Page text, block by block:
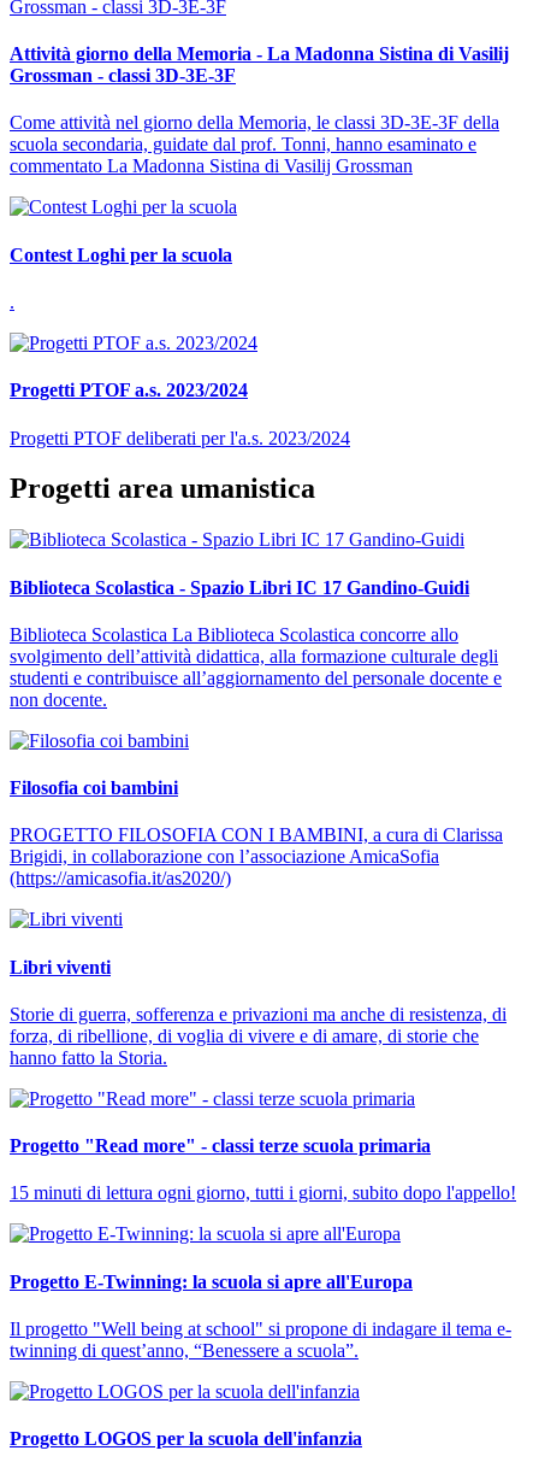
Attività giorno della Memoria - La Madonna Sistina di Vasilij
Grossman - classi 3D-3E-3F
Come attività nel giorno della Memoria, le classi 3D-3E-3F della
scuola secondaria, guidate dal prof. Tonni, hanno esaminato e
commentato La Madonna Sistina di Vasilij Grossman
Contest Loghi per la scuola
.
Progetti PTOF a.s. 2023/2024
Progetti PTOF deliberati per l'a.s. 2023/2024
Progetti area umanistica
Biblioteca Scolastica - Spazio Libri IC 17 Gandino-Guidi
Biblioteca Scolastica La Biblioteca Scolastica concorre allo
svolgimento dell’attività didattica, alla formazione culturale degli
studenti e contribuisce all’aggiornamento del personale docente e
non docente.
Filosofia coi bambini
PROGETTO FILOSOFIA CON I BAMBINI, a cura di Clarissa
Brigidi, in collaborazione con l’associazione AmicaSofia
(https://amicasofia.it/as2020/)
Libri viventi
Storie di guerra, sofferenza e privazioni ma anche di resistenza, di
forza, di ribellione, di voglia di vivere e di amare, di storie che
hanno fatto la Storia.
Progetto "Read more" - classi terze scuola primaria
15 minuti di lettura ogni giorno, tutti i giorni, subito dopo l'appello!
Progetto E-Twinning: la scuola si apre all'Europa
Il progetto "Well being at school" si propone di indagare il tema e-
twinning di quest’anno, “Benessere a scuola”.
Progetto LOGOS per la scuola dell'infanzia